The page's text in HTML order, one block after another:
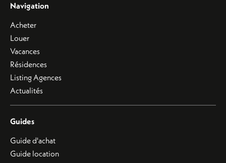
Navigation
Acheter
Louer
Vacances
Résidences
Listing Agences
Actualités
Guides
Guide d'achat
Guide location